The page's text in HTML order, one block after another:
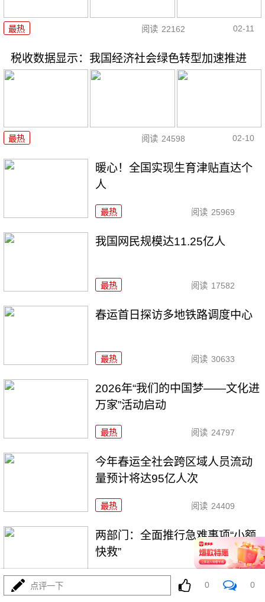
最热 阅读 22162 02-11
税收数据显示：我国经济社会绿色转型加速推进
最热 阅读 24598 02-10
暖心！全国实现生育津贴直达个
人
最热 阅读 25969
我国网民规模达11.25亿人
最热 阅读 17582
春运首日探访多地铁路调度中心
最热 阅读 30633
2026年“我们的中国梦——文化进
万家”活动启动
最热 阅读 24797
今年春运全社会跨区域人员流动
量预计将达95亿人次
最热 阅读 24409
两部门：全面推行急难事项“小额
快救”
21193
点评一下 0 0